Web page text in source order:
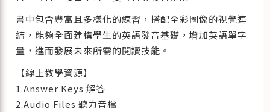
書中包含豐富且多樣化的練習，搭配全彩圖像的視覺連
結，能夠全面建構學生的英語發音基礎，增加英語單字
量，進而發展未來所需的閱讀技能。
【線上教學資源】
1.Answer Keys 解答
2.Audio Files 聽力音檔